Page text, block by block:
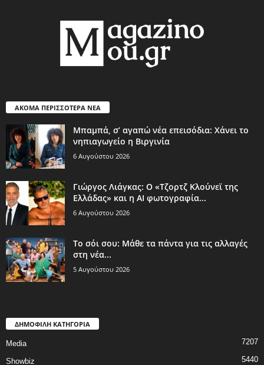
ΑΚΟΜΑ ΠΕΡΙΣΣΟΤΕΡΑ ΝΕΑ
Μπαμπά, σ’ αγαπώ νέα επεισόδια: Χάνει το
νηπιαγωγείο η Βιργινία
6 Αυγούστου 2026
Γιώργος Λιάγκας: Ο «Τζορτζ Κλούνεϊ της
Ελλάδας» και η AI φωτογραφία...
6 Αυγούστου 2026
Το σόι σου: Μάθε τα πάντα για τις αλλαγές
στη νέα...
5 Αυγούστου 2026
ΔΗΜΟΦΙΛΗ ΚΑΤΗΓΟΡΙΑ
Media 7207
Showbiz 5440